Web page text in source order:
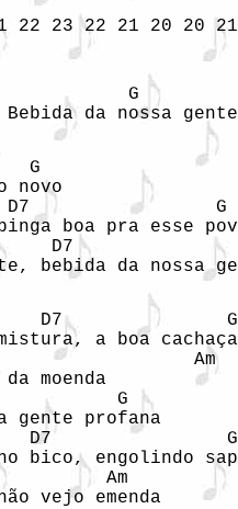
22 23 22 21 20 20
da nossa gente
G
novo
D7                 G
boa pra esse
bebida da nossa
G
a boa cachaça
moenda
gente profana
bico, engolindo
vejo emenda